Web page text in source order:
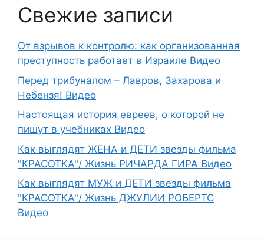
Свежие записи
От взрывов к контролю: как организованная
преступность работает в Израиле Видео
Перед трибуналом – Лавров, Захарова и
Небензя! Видео
Настоящая история евреев, о которой не
пишут в учебниках Видео
Как выглядят ЖЕНА и ДЕТИ звезды фильма
"КРАСОТКА"/ Жизнь РИЧАРДА ГИРА Видео
Как выглядят МУЖ и ДЕТИ звезды фильма
"КРАСОТКА"/ Жизнь ДЖУЛИИ РОБЕРТС
Видео